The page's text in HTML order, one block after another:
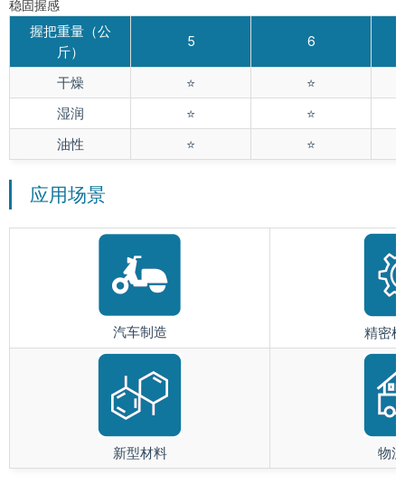
稳固握感
握把重量（公
斤）
5 6
干燥 ⭐️
⭐️
湿润
⭐️
⭐️
油性
⭐️ ⭐️
应用场景
汽车制造 精密
新型材料 物